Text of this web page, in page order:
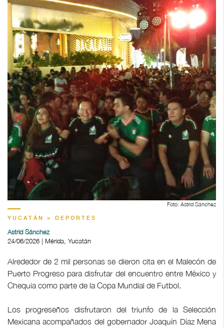
Foto: Astrid Sánchez
YUCATÁN > DEPORTES
Astrid Sánchez
24/06/2026 | Mérida, Yucatán
Alrededor de 2 mil personas se dieron cita en el Malecón de
Puerto Progreso para disfrutar del encuentro entre México y
Chequia como parte de la Copa Mundial de Futbol.
Los progreseños disfrutaron del triunfo de la Selección
Mexicana acompañados del gobernador Joaquín Díaz Mena